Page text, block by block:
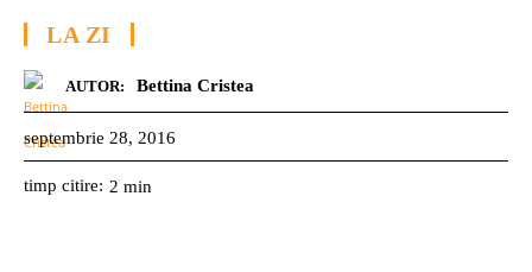
LA ZI
AUTOR: Bettina Cristea
septembrie 28, 2016
timp citire: 2 min